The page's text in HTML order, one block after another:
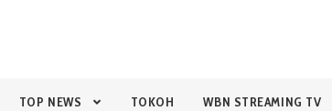
TOP NEWS TOKOH WBN STREAMING TV